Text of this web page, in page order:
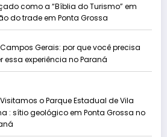
como a “Bíblia do Turismo” em
do trade em Ponta Grossa
Campos Gerais: por que você precisa
essa experiência no Paraná
Visitamos o Parque Estadual de Vila
: sítio geológico em Ponta Grossa no